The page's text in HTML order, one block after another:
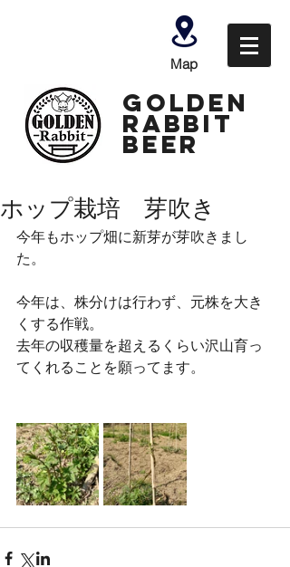
Map
GOLDEN
Rabbit
Beer
ホップ栽培 芽吹き
今年もホップ畑に新芽が芽吹きまし
た。
今年は、株分けは行わず、元株を大き
くする作戦。
去年の収穫量を超えるくらい沢山育っ
てくれることを願ってます。